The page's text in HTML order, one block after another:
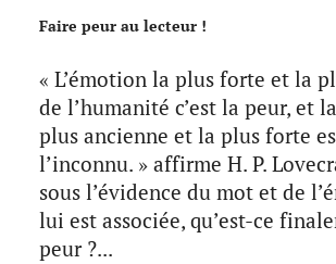
Faire peur au lecteur !
« L’émotion la plus forte et la
de l’humanité c’est la peur, et
plus ancienne et la plus forte
l’inconnu. » affirme H. P.
sous l’évidence du mot et de
lui est associée, qu’est-ce
peur ?...